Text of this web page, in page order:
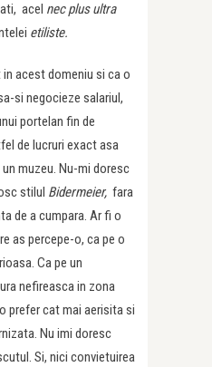
acel nec plus ultra
etiliste.
acest domeniu si ca o
si negocieze salariul,
portelan fin de
de lucruri exact asa
muzeu. Nu-mi doresc
stilul Bidermeier, fara
de a cumpara. Ar fi o
as percepe-o, ca pe o
Ca pe un
nefireasca in zona
prefer cat mai aerisita si
Nu imi doresc
Si, nici convietuirea